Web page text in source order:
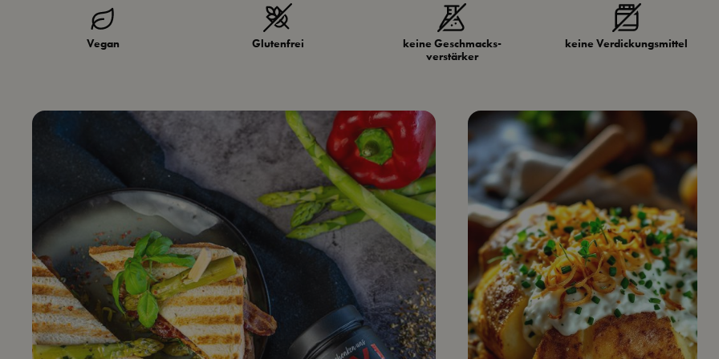
Vegan
keine Geschmacks­
verstärker
keine Verdickungs­mittel
Glutenfrei